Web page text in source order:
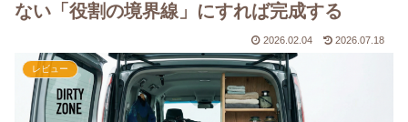
ない「役割の境界線」にすれば完成する
2026.02.04 2026.07.18
レビュー